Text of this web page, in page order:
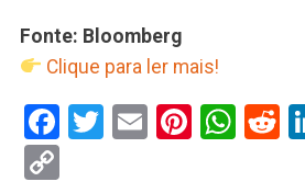
Fonte: Bloomberg
Clique para ler mais!
Facebook
Twitter
Email
Copy